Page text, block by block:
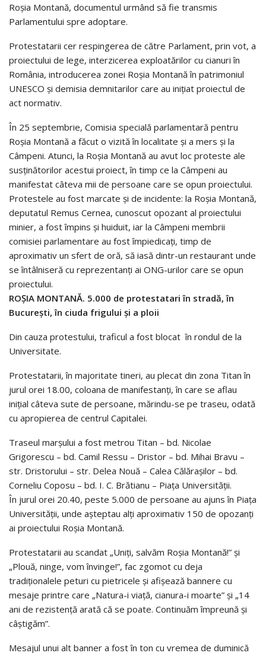
Roşia Montană, documentul urmând să fie transmis
Parlamentului spre adoptare.
Protestatarii cer respingerea de către Parlament, prin vot, a
proiectului de lege, interzicerea exploatărilor cu cianuri în
România, introducerea zonei Roşia Montană în patrimoniul
UNESCO şi demisia demnitarilor care au iniţiat proiectul de
act normativ.
În 25 septembrie, Comisia specială parlamentară pentru
Roşia Montană a făcut o vizită în localitate şi a mers şi la
Câmpeni. Atunci, la Roşia Montană au avut loc proteste ale
susţinătorilor acestui proiect, în timp ce la Câmpeni au
manifestat câteva mii de persoane care se opun proiectului.
Protestele au fost marcate şi de incidente: la Roşia Montană,
deputatul Remus Cernea, cunoscut opozant al proiectului
minier, a fost împins şi huiduit, iar la Câmpeni membrii
comisiei parlamentare au fost împiedicaţi, timp de
aproximativ un sfert de oră, să iasă dintr-un restaurant unde
se întâlniseră cu reprezentanţi ai ONG-urilor care se opun
proiectului.
ROŞIA MONTANĂ. 5.000 de protestatari în stradă, în
Bucureşti, în ciuda frigului şi a ploii
Din cauza protestului, traficul a fost blocat în rondul de la
Universitate.
Protestatarii, în majoritate tineri, au plecat din zona Titan în
jurul orei 18.00, coloana de manifestanţi, în care se aflau
iniţial câteva sute de persoane, mărindu-se pe traseu, odată
cu apropierea de centrul Capitalei.
Traseul marşului a fost metrou Titan – bd. Nicolae
Grigorescu – bd. Camil Ressu – Dristor – bd. Mihai Bravu –
str. Dristorului – str. Delea Nouă – Calea Călăraşilor – bd.
Corneliu Coposu – bd. I. C. Brătianu – Piaţa Universităţii.
În jurul orei 20.40, peste 5.000 de persoane au ajuns în Piaţa
Universităţii, unde aşteptau alţi aproximativ 150 de opozanţi
ai proiectului Roşia Montană.
Protestatarii au scandat „Uniţi, salvăm Roşia Montană!” şi
„Plouă, ninge, vom învinge!”, fac zgomot cu deja
tradiţionalele peturi cu pietricele şi afişează bannere cu
mesaje printre care „Natura-i viaţă, cianura-i moarte” şi „14
ani de rezistenţă arată că se poate. Continuăm împreună şi
câştigăm”.
Mesajul unui alt banner a fost în ton cu vremea de duminică